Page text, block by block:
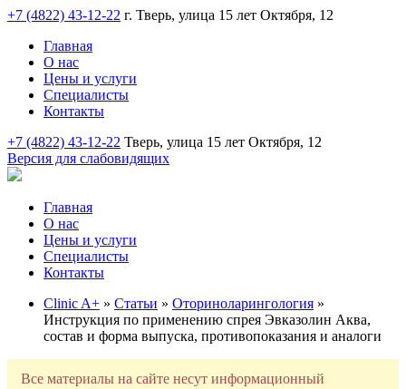
+7 (4822) 43-12-22 г. Тверь, улица 15 лет Октября, 12
Главная
О нас
Цены и услуги
Специалисты
Контакты
+7 (4822) 43-12-22 Тверь, улица 15 лет Октября, 12
Версия для слабовидящих
Главная
О нас
Цены и услуги
Специалисты
Контакты
Clinic A+ » Статьи » Оториноларингология »
Инструкция по применению спрея Эвказолин Аква,
состав и форма выпуска, противопоказания и аналоги
Все материалы на сайте несут информационный